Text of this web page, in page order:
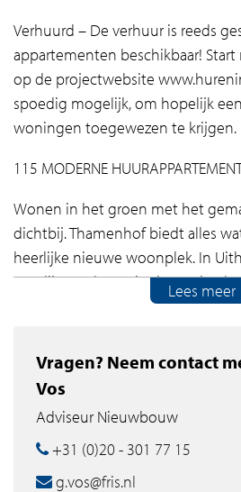
Verhuurd – De verhuur is reeds
appartementen beschikbaar!
op de projectwebsite
spoedig mogelijk, om hopelijk
woningen toegewezen te krijgen.
115 MODERNE
Wonen in het groen met het
dichtbij. Thamenhof biedt alles
heerlijke nieuwe woonplek. In
Vuurlijn en de Koningin
Thamenhof 115 moderne
wordt het heerlijk wonen voor
vitale ouderen. Midden in de
naar Amsterdam, Utrecht,
Nederland.
Lees meer
Vragen? Neem contact
Vos
Adviseur Nieuwbouw
+31 (0)20 - 301 77 15
g.vos@fris.nl